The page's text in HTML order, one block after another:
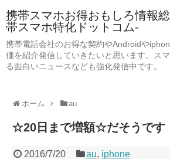
携帯スマホお得おもしろ情報
帯スマホ特化ドットコム-
携帯電話会社のお得な契約やAndroidや
価を紹介発信していきたいと思います。ス
る面白いニュースなども強化発信中です。
ホーム au
☆20日まで増額☆だそうです
2016/7/20 au, iphone